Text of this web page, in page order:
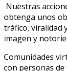
Nuestras
obtenga unos
tráfico, viralidad
imagen y
Comunidades
con personas